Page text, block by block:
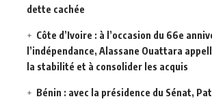
dette cachée
Côte d’Ivoire : à l’occasion du 66e
l’indépendance, Alassane Ouattara
la stabilité et à consolider les acquis
Bénin : avec la présidence du Sénat,